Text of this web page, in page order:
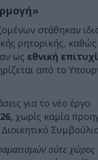
στάθηκαν
ρητορικής, καθώς
ως εθνική
από το
για το νέο έργο
χωρίς καμία
ούτε χώρος